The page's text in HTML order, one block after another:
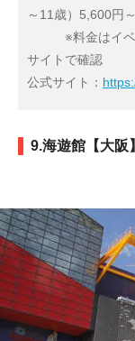
～11歳）5,600円
※料金はイベン
サイトで確認
公式サイト：
9.海遊館【大阪】